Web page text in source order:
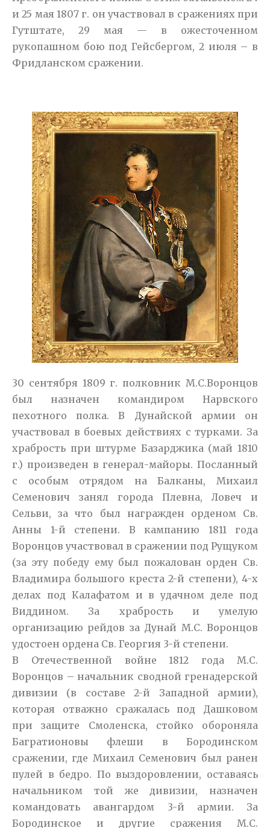
и 25 мая 1807 г. он участвовал в сражениях при
Гутштате, 29 мая — в ожесточенном
рукопашном бою под Гейсбергом, 2 июля – в
Фридланском сражении.
30 сентября 1809 г. полковник М.С.Воронцов
был назначен командиром Нарвского
пехотного полка. В Дунайской армии он
участвовал в боевых действиях с турками. За
храбрость при штурме Базарджика (май 1810
г.) произведен в генерал-майоры. Посланный
с особым отрядом на Балканы, Михаил
Семенович занял города Плевна, Ловеч и
Сельви, за что был награжден орденом Св.
Анны 1-й степени. В кампанию 1811 года
Воронцов участвовал в сражении под Рущуком
(за эту победу ему был пожалован орден Св.
Владимира большого креста 2-й степени), 4-х
делах под Калафатом и в удачном деле под
Виддином. За храбрость и умелую
организацию рейдов за Дунай М.С. Воронцов
удостоен ордена Св. Георгия 3-й степени.
В Отечественной войне 1812 года М.С.
Воронцов – начальник сводной гренадерской
дивизии (в составе 2-й Западной армии),
которая отважно сражалась под Дашковом
при защите Смоленска, стойко обороняла
Багратионовы флеши в Бородинском
сражении, где Михаил Семенович был ранен
пулей в бедро. По выздоровлении, оставаясь
начальником той же дивизии, назначен
командовать авангардом 3-й армии. За
Бородинское и другие сражения М.С.